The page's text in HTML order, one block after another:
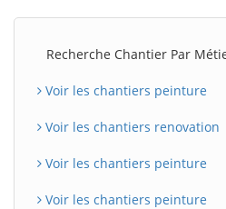
Recherche Chantier Par
Voir les chantiers peinture
Voir les chantiers renovation
Voir les chantiers peinture
Voir les chantiers peinture